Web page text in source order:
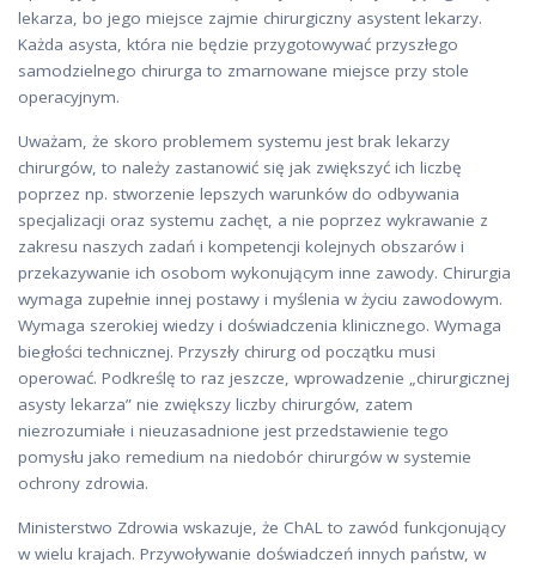
lekarza, bo jego miejsce zajmie chirurgiczny asystent lekarzy.
Każda asysta, która nie będzie przygotowywać przyszłego
samodzielnego chirurga to zmarnowane miejsce przy stole
operacyjnym.
Uważam, że skoro problemem systemu jest brak lekarzy
chirurgów, to należy zastanowić się jak zwiększyć ich liczbę
poprzez np. stworzenie lepszych warunków do odbywania
specjalizacji oraz systemu zachęt, a nie poprzez wykrawanie z
zakresu naszych zadań i kompetencji kolejnych obszarów i
przekazywanie ich osobom wykonującym inne zawody. Chirurgia
wymaga zupełnie innej postawy i myślenia w życiu zawodowym.
Wymaga szerokiej wiedzy i doświadczenia klinicznego. Wymaga
biegłości technicznej. Przyszły chirurg od początku musi
operować. Podkreślę to raz jeszcze, wprowadzenie „chirurgicznej
asysty lekarza” nie zwiększy liczby chirurgów, zatem
niezrozumiałe i nieuzasadnione jest przedstawienie tego
pomysłu jako remedium na niedobór chirurgów w systemie
ochrony zdrowia.
Ministerstwo Zdrowia wskazuje, że ChAL to zawód funkcjonujący
w wielu krajach. Przywoływanie doświadczeń innych państw, w